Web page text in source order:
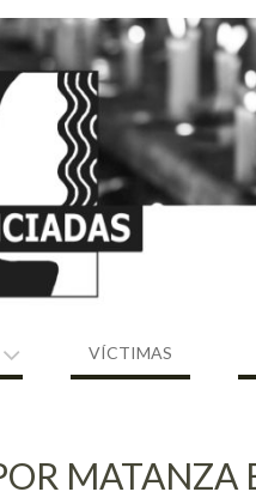
VÍCTIMAS
MATANZA